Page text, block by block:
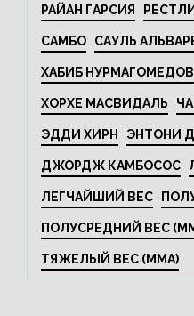
РАЙАН ГАРСИЯ
САМБО САУЛЬ
ХАБИБ НУРМАГОМЕДОВ
ХОРХЕ МАСВИДАЛЬ
ЭДДИ ХИРН ЭНТОНИ
ДЖОРДЖ КАМБОСОС
ЛЕГЧАЙШИЙ ВЕС
ПОЛУСРЕДНИЙ ВЕС
ТЯЖЕЛЫЙ ВЕС (MMA)